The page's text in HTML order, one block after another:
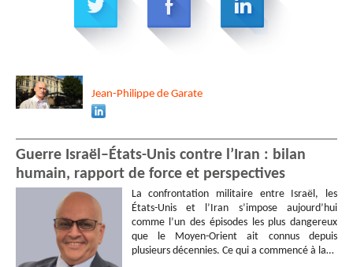
Jean-Philippe de Garate
Guerre Israël–États-Unis contre l’Iran : bilan
humain, rapport de force et perspectives
La confrontation militaire entre Israël, les
États-Unis et l’Iran s’impose aujourd’hui
comme l’un des épisodes les plus dangereux
que le Moyen-Orient ait connus depuis
plusieurs décennies. Ce qui a commencé à la…